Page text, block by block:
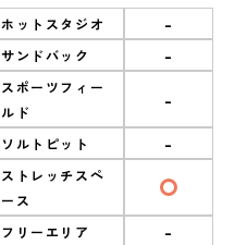
ホットスタジオ -
サンドバック -
スポーツフィー
ルド
-
ソルトピット -
ストレッチスペ
ース
フリーエリア -